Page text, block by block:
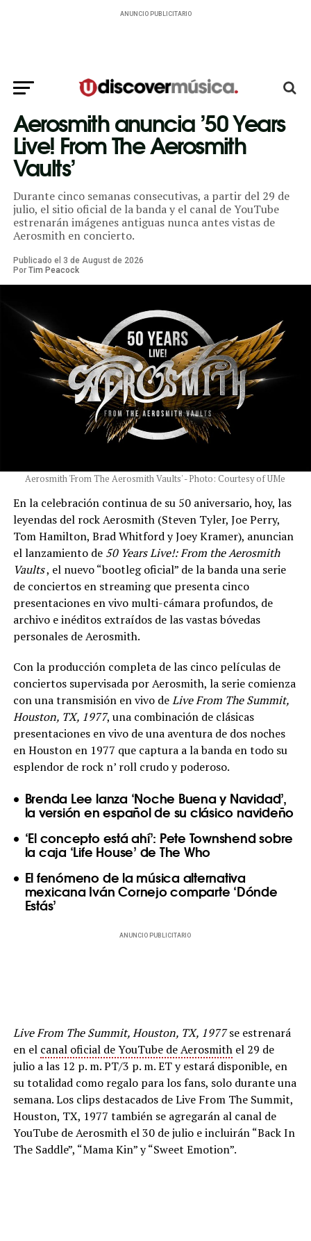
ANUNCIO PUBLICITARIO
Aerosmith anuncia ’50 Years
Live! From The Aerosmith
Vaults’
Durante cinco semanas consecutivas, a partir del 29 de
julio, el sitio oficial de la banda y el canal de YouTube
estrenarán imágenes antiguas nunca antes vistas de
Aerosmith en concierto.
Publicado el 3 de August de 2026
Por Tim Peacock
Aerosmith 'From The Aerosmith Vaults' - Photo: Courtesy of UMe
En la celebración continua de su 50 aniversario, hoy, las
leyendas del rock Aerosmith (Steven Tyler, Joe Perry,
Tom Hamilton, Brad Whitford y Joey Kramer), anuncian
el lanzamiento de 50 Years Live!: From the Aerosmith
Vaults, el nuevo “bootleg oficial” de la banda una serie
de conciertos en streaming que presenta cinco
presentaciones en vivo multi-cámara profundos, de
archivo e inéditos extraídos de las vastas bóvedas
personales de Aerosmith.
Con la producción completa de las cinco películas de
conciertos supervisada por Aerosmith, la serie comienza
con una transmisión en vivo deLive From The Summit,
Houston, TX, 1977, una combinación de clásicas
presentaciones en vivo de una aventura de dos noches
en Houston en 1977 que captura a la banda en todo su
esplendor de rock n’ roll crudo y poderoso.
Brenda Lee lanza ‘Noche Buena y Navidad’,
la versión en español de su clásico navideño
‘El concepto está ahí’: Pete Townshend sobre
la caja ‘Life House’ de The Who
El fenómeno de la música alternativa
mexicana Iván Cornejo comparte ‘Dónde
Estás’
ANUNCIO PUBLICITARIO
Live From The Summit, Houston, TX, 1977se estrenará
en el canal oficial de YouTube de Aerosmithel 29 de
julio a las 12 p. m. PT/3 p. m. ET y estará disponible, en
su totalidad como regalo para los fans, solo durante una
semana. Los clips destacados de Live From The Summit,
Houston, TX, 1977 también se agregarán al canal de
YouTube de Aerosmith el 30 de julio e incluirán “Back In
The Saddle”, “Mama Kin” y “Sweet Emotion”.